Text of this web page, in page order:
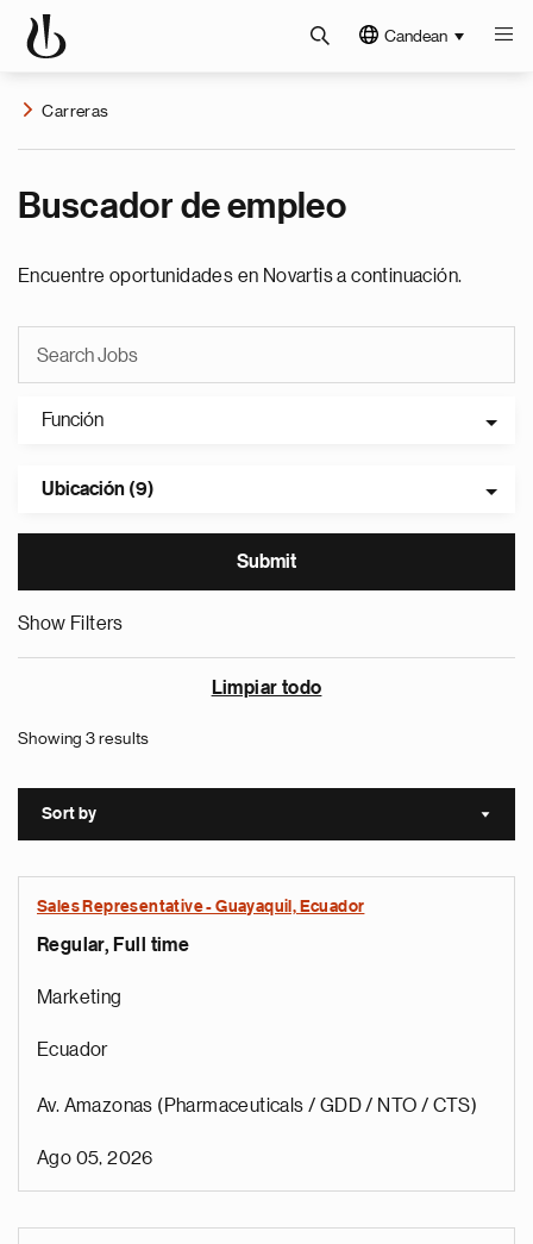
Candean
Carreras
Buscador de empleo
Encuentre oportunidades en Novartis a continuación.
Función
Ubicación (9)
Show Filters
Limpiar todo
Showing 3 results
Sort by Sort
Sales Representative - Guayaquil, Ecuador
Regular, Full time
Marketing
Ecuador
Av. Amazonas (Pharmaceuticals / GDD / NTO / CTS)
Ago 05, 2026